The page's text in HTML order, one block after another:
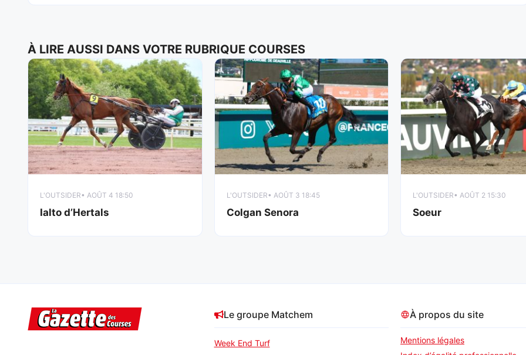
À LIRE AUSSI DANS VOTRE RUBRIQUE COURSES
L'OUTSIDER• AOÛT 4 18:50
Ialto d’Hertals
L'OUTSIDER• AOÛT 3 18:45
Colgan Senora
L'OUTSIDER• AOÛT 2 15:30
Soeur
Le groupe Matchem
Week End Turf
À propos du site
Mentions légales